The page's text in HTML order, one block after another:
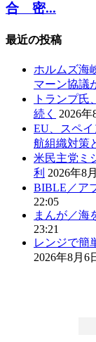
合 密...
最近の投稿
ホルムズ海
マーン協議
トランプ
続く
2026年
EU、スペ
航組織対策
米民主党ミ
利 2026年8
BIBLE／ア
22:05
まんが／海
23:21
レンジで簡
2026年8月6